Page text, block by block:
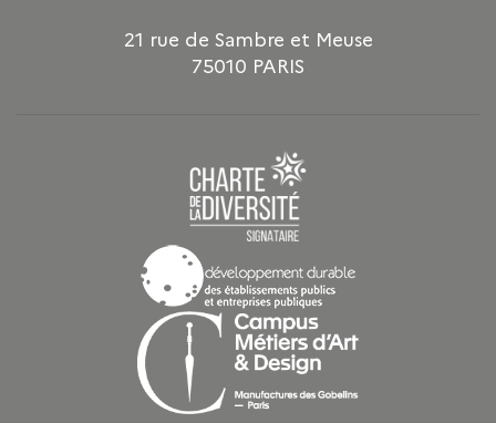
21 rue de Sambre et Meuse
75010 PARIS